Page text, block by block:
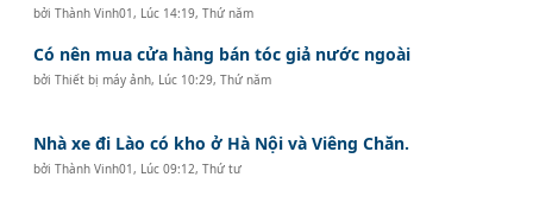
bởiThành Vinh01, Lúc 14:19, Thứ năm
Có nên mua cửa hàng bán tóc giả nước ngoài
bởiThiết bị máy ảnh, Lúc 10:29, Thứ năm
Nhà xe đi Lào có kho ở Hà Nội và Viêng Chăn.
bởiThành Vinh01, Lúc 09:12, Thứ tư